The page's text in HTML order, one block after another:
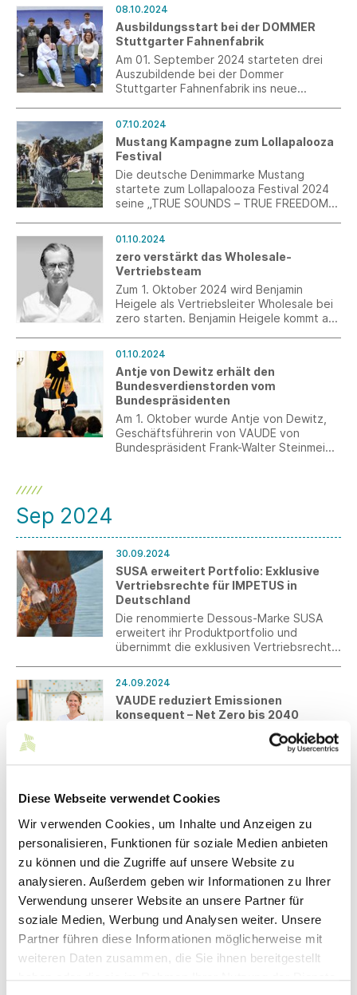
Diese Webseite verwendet Cookies
Wir verwenden Cookies, um Inhalte und Anzeigen zu
personalisieren, Funktionen für soziale Medien anbieten
zu können und die Zugriffe auf unsere Website zu
analysieren. Außerdem geben wir Informationen zu Ihrer
Verwendung unserer Website an unsere Partner für
soziale Medien, Werbung und Analysen weiter. Unsere
Partner führen diese Informationen möglicherweise mit
weiteren Daten zusammen, die Sie ihnen bereitgestellt
08.10.2024
Ausbildungsstart bei der DOMMER
Stuttgarter Fahnenfabrik
Am 01. September 2024 starteten drei
Auszubildende bei der Dommer
Stuttgarter Fahnenfabrik ins neue
Commerce, Industriekaufmann sowie
Mediengestalter. Insgesamt sind nun acht
Auszubildende in vier verschiedenen
Ausbildungsgängen am Werk.
07.10.2024
Mustang Kampagne zum Lollapalooza
Festival
Die deutsche Denimmarke Mustang
startete zum Lollapalooza Festival 2024
seine „TRUE SOUNDS – TRUE FREEDOM“-
of-Home (DOOH), ausgespielt in Berlin,
sowie übergeifenden Social Media
Aktivitäten inszenierte Mustang seine
neue Kollektion mit einzigartigen Festival-
Looks.
01.10.2024
zero verstärkt das Wholesale-
Vertriebsteam
Zum 1. Oktober 2024 wird Benjamin
Heigele als Vertriebsleiter Wholesale bei
zero starten. Benjamin Heigele kommt aus
bestehende Wholesale-Team um Anja
Wassenaar und Bernd Brodrick in Bremen
ergänzen.
01.10.2024
Antje von Dewitz erhält den
Bundesverdienstorden vom
Bundespräsidenten
Am 1. Oktober wurde Antje von Dewitz,
Geschäftsführerin von VAUDE von
Bundespräsident Frank-Walter Steinmeier
nachhaltiges und soziales
auf höchster staatlicher Ebene.
Sep 2024
30.09.2024
SUSA erweitert Portfolio: Exklusive
Vertriebsrechte für IMPETUS in
Deutschland
Die renommierte Dessous-Marke SUSA
erweitert ihr Produktportfolio und
übernimmt die exklusiven Vertriebsrechte
24.09.2024
VAUDE reduziert Emissionen
konsequent – Net Zero bis 2040
VAUDE validiert die Net Zero Strategie
und reduziert die weltweiten Emissionen
schnellstmöglich in hohem Umfang.
23.09.2024
"Betriebliche Kinderbetreuung"
Im Rahmen des Projekts familyNET 4.0 –
Unternehmenskultur in einer digitalen
Arbeitswelt wurde am 23.09.2024 in
Stuttgart der neue „Online-Guide
Betriebliche Kinderbetreuung“
vorgestellt.
17.09.2024
EU-Entwaldungsverordnung: ohne
Präzisierung keine Umsetzung möglich
Südwesttextil fordert die EU-Kommission
auf, zeitnah die Voraussetzungen für eine